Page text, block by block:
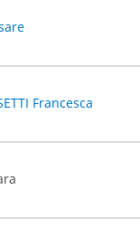
Francesca